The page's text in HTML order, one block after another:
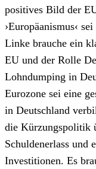
positives Bild der
›Europäanismus‹
Linke brauche ein
EU und der Rolle
Lohndumping in
Eurozone sei eine
in Deutschland
die Kürzungspolitik
Schuldenerlass und
Investitionen. Es